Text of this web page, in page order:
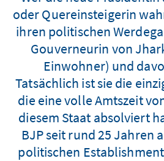
oder Quereinsteigerin
ihren politischen
Gouverneurin von
Einwohner) und
Tatsächlich ist sie die
die eine volle Amtszeit
diesem Staat absolviert
BJP seit rund 25 Jahren
politischen